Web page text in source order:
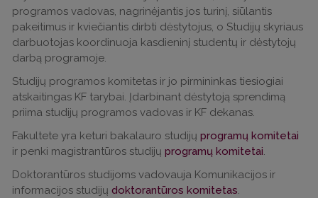
programos vadovas, nagrinėjantis jos turinį, siūlantis
pakeitimus ir kviečiantis dirbti dėstytojus, o Studijų skyriaus
darbuotojas koordinuoja kasdieninį studentų ir dėstytojų
darbą programoje.
Studijų programos komitetas ir jo pirmininkas tiesiogiai
atskaitingas KF tarybai. Įdarbinant dėstytoją sprendimą
priima studijų programos vadovas ir KF dekanas.
Fakultete yra keturi bakalauro studijų programų komitetai
ir penki magistrantūros studijų programų komitetai.
Doktorantūros studijoms vadovauja Komunikacijos ir
informacijos studijų doktorantūros komitetas.